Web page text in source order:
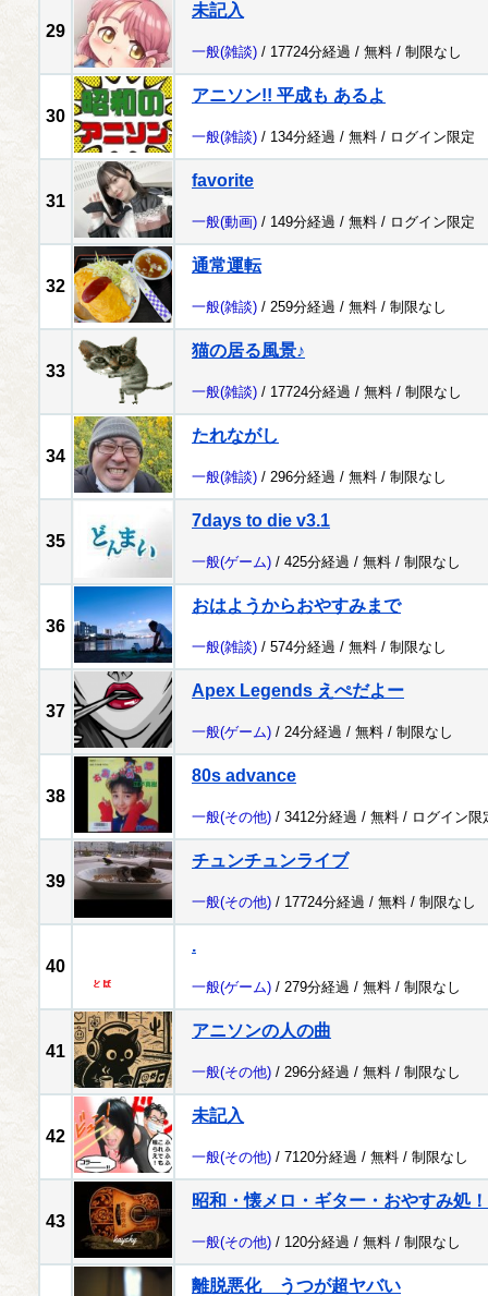
29
未記入
一般(雑談) / 17724分経過 / 無料 / 制限なし
30
アニソン!! 平成も あるよ
一般(雑談) / 134分経過 / 無料 / ログイン限定
31
favorite
一般(動画) / 149分経過 / 無料 / ログイン限定
32
通常運転
一般(雑談) / 259分経過 / 無料 / 制限なし
33
猫の居る風景♪
一般(雑談) / 17724分経過 / 無料 / 制限なし
34
たれながし
一般(雑談) / 296分経過 / 無料 / 制限なし
35
7days to die v3.1
一般(ゲーム) / 425分経過 / 無料 / 制限なし
36
おはようからおやすみまで
一般(雑談) / 574分経過 / 無料 / 制限なし
37
Apex Legends えぺだよー
一般(ゲーム) / 24分経過 / 無料 / 制限なし
38
80s advance
一般(その他) / 3412分経過 / 無料 / ログイン限
39
チュンチュンライブ
一般(その他) / 17724分経過 / 無料 / 制限なし
40
.
一般(ゲーム) / 279分経過 / 無料 / 制限なし
41
アニソンの人の曲
一般(その他) / 296分経過 / 無料 / 制限なし
42
未記入
一般(その他) / 7120分経過 / 無料 / 制限なし
43
昭和・懐メロ・ギター・おやすみ処！
一般(その他) / 120分経過 / 無料 / 制限なし
離脱悪化 うつが超ヤバい